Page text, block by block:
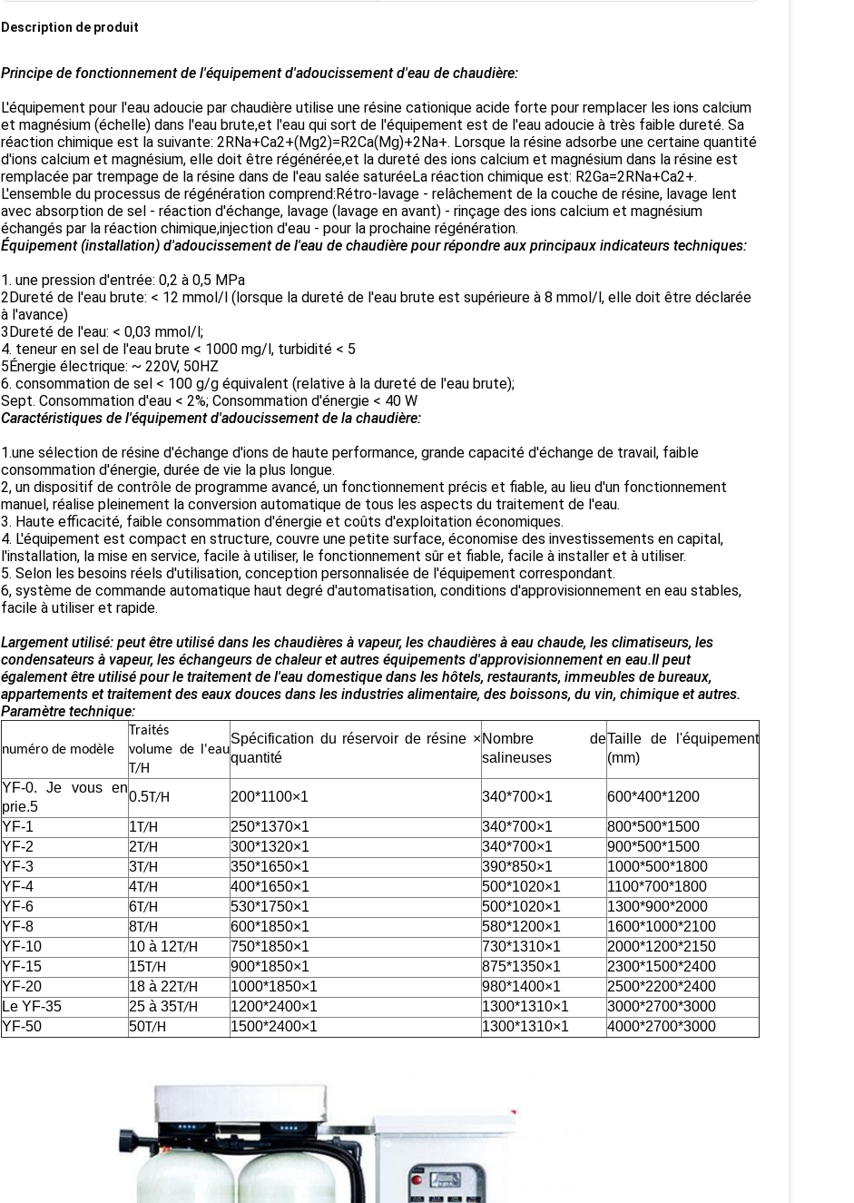
Description de produit
Principe de fonctionnement de l'équipement d'adoucissement d'eau de chaudière:
L'équipement pour l'eau adoucie par chaudière utilise une résine cationique acide forte pour remplacer les ions calcium
et magnésium (échelle) dans l'eau brute,et l'eau qui sort de l'équipement est de l'eau adoucie à très faible dureté. Sa
réaction chimique est la suivante: 2RNa+Ca2+(Mg2)=R2Ca(Mg)+2Na+. Lorsque la résine adsorbe une certaine quantité
d'ions calcium et magnésium, elle doit être régénérée,et la dureté des ions calcium et magnésium dans la résine est
remplacée par trempage de la résine dans de l'eau salée saturéeLa réaction chimique est: R2Ga=2RNa+Ca2+.
L'ensemble du processus de régénération comprend:Rétro-lavage - relâchement de la couche de résine, lavage lent
avec absorption de sel - réaction d'échange, lavage (lavage en avant) - rinçage des ions calcium et magnésium
échangés par la réaction chimique,injection d'eau - pour la prochaine régénération.
Équipement (installation) d'adoucissement de l'eau de chaudière pour répondre aux principaux indicateurs techniques:
1. une pression d'entrée: 0,2 à 0,5 MPa
2Dureté de l'eau brute: < 12 mmol/l (lorsque la dureté de l'eau brute est supérieure à 8 mmol/l, elle doit être déclarée
à l'avance)
3Dureté de l'eau: < 0,03 mmol/l;
4. teneur en sel de l'eau brute < 1000 mg/l, turbidité < 5
5Énergie électrique: ~ 220V, 50HZ
6. consommation de sel < 100 g/g équivalent (relative à la dureté de l'eau brute);
Sept. Consommation d'eau < 2%; Consommation d'énergie < 40 W
Caractéristiques de l'équipement d'adoucissement de la chaudière:
1.une sélection de résine d'échange d'ions de haute performance, grande capacité d'échange de travail, faible
consommation d'énergie, durée de vie la plus longue.
2, un dispositif de contrôle de programme avancé, un fonctionnement précis et fiable, au lieu d'un fonctionnement
manuel, réalise pleinement la conversion automatique de tous les aspects du traitement de l'eau.
3. Haute efficacité, faible consommation d'énergie et coûts d'exploitation économiques.
4. L'équipement est compact en structure, couvre une petite surface, économise des investissements en capital,
l'installation, la mise en service, facile à utiliser, le fonctionnement sûr et fiable, facile à installer et à utiliser.
5. Selon les besoins réels d'utilisation, conception personnalisée de l'équipement correspondant.
6, système de commande automatique haut degré d'automatisation, conditions d'approvisionnement en eau stables,
facile à utiliser et rapide.
Largement utilisé: peut être utilisé dans les chaudières à vapeur, les chaudières à eau chaude, les climatiseurs, les
condensateurs à vapeur, les échangeurs de chaleur et autres équipements d'approvisionnement en eau.Il peut
également être utilisé pour le traitement de l'eau domestique dans les hôtels, restaurants, immeubles de bureaux,
appartements et traitement des eaux douces dans les industries alimentaire, des boissons, du vin, chimique et autres.
Paramètre technique:
numéro de modèle
Traités
volume de l'eau
T/H
Spécification du réservoir de résine ×
quantité
Nombre de
salineuses
Taille de l'équipement
(mm)
YF-0. Je vous en
prie.5
0.5T/H 200*1100×1 340*700×1
600*400*1200
YF-1
1T/H 250*1370×1 340*700×1
800*500*1500
YF-2
2T/H 300*1320×1 340*700×1
900*500*1500
YF-3
3T/H 350*1650×1 390*850×1
1000*500*1800
YF-4
4T/H 400*1650×1 500*1020×1
1100*700*1800
YF-6
6T/H 530*1750×1 500*1020×1
1300*900*2000
YF-8
8T/H 600*1850×1 580*1200×1
1600*1000*2100
YF-10
10 à 12T/H 750*1850×1 730*1310×1
2000*1200*2150
YF-15
15T/H 900*1850×1 875*1350×1
2300*1500*2400
YF-20
18 à 22T/H 1000*1850×1 980*1400×1
2500*2200*2400
Le YF-35
25 à 35T/H 1200*2400×1 1300*1310×1
3000*2700*3000
YF-50
50T/H 1500*2400×1 1300*1310×1 4000*2700*3000